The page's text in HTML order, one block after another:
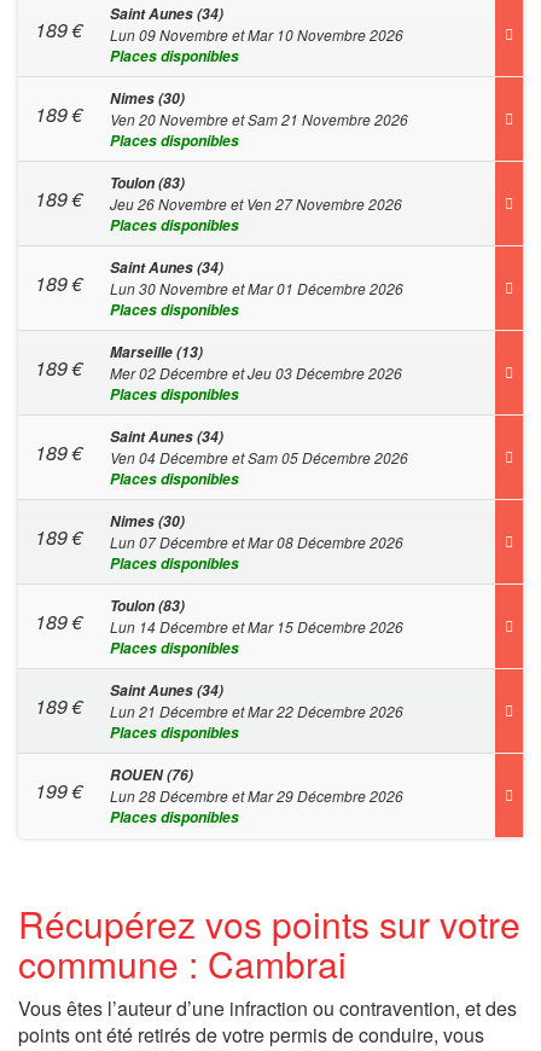
189€
Saint Aunes (34)
Lun 09 Novembre et Mar 10 Novembre 2026
Places disponibles
189€
Nimes (30)
Ven 20 Novembre et Sam 21 Novembre 2026
Places disponibles
189€
Toulon (83)
Jeu 26 Novembre et Ven 27 Novembre 2026
Places disponibles
189€
Saint Aunes (34)
Lun 30 Novembre et Mar 01 Décembre 2026
Places disponibles
189€
Marseille (13)
Mer 02 Décembre et Jeu 03 Décembre 2026
Places disponibles
189€
Saint Aunes (34)
Ven 04 Décembre et Sam 05 Décembre 2026
Places disponibles
189€
Nimes (30)
Lun 07 Décembre et Mar 08 Décembre 2026
Places disponibles
189€
Toulon (83)
Lun 14 Décembre et Mar 15 Décembre 2026
Places disponibles
189€
Saint Aunes (34)
Lun 21 Décembre et Mar 22 Décembre 2026
Places disponibles
199€
ROUEN (76)
Lun 28 Décembre et Mar 29 Décembre 2026
Places disponibles
Récupérez vos points sur votre
commune : Cambrai
Vous êtes l’auteur d’une infraction ou contravention, et des
points ont été retirés de votre permis de conduire, vous